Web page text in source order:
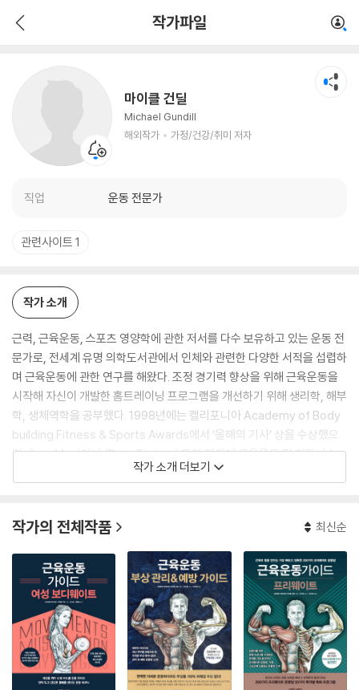
작가파일
마이클 건딜
Michael Gundill
해외작가
가정/건강/취미 저자
직업 운동 전문가
가정/건강/취미 저자
관련사이트 1
작가 소개
근력, 근육운동, 스포츠 영양학에 관한 저서를 다수 보유하고 있는 운동 전
문가로, 전세계 유명 의학도서관에서 인체와 관련한 다양한 서적을 섭렵하
며 근육운동에 관한 연구를 해왔다. 조정 경기력 향상을 위해 근육운동을
시작해 자신이 개발한 홈트레이닝 프로그램을 개선하기 위해 생리학, 해부
학, 생체역학을 공부했다. 1998년에는 캘리포니아 Academy of Body
building Fitness & Sports Awards에서 ‘올해의 기사’ 상을 수상했으
며, 〈Iron Man〉이나 〈Dirty Dieting〉 등의 잡지에 근육운동 및 피트니스
관련 글을 500회 이상 기고했다. 또한 데라비에와 함께 『근육운동가이드』
작가 소개 더보기
작가의 전체작품 최신순